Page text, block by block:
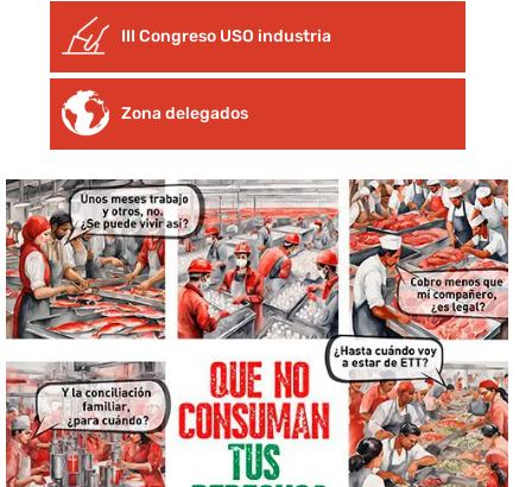
III Congreso USO industria
Zona delegados